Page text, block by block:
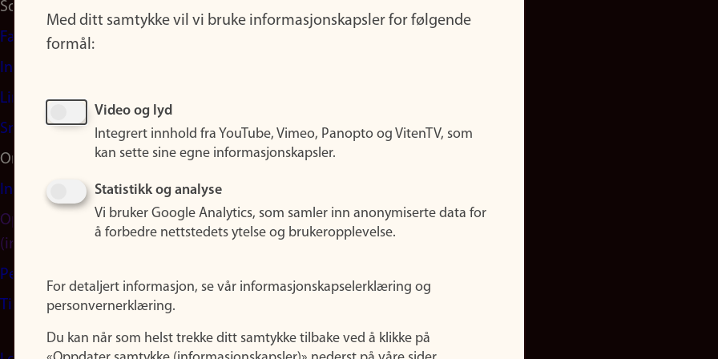
Sosiale medier
Facebook
Instagram
LinkedIn
Snapchat
Om nettstedet
Informasjonskapsler
Oppdater samtykke
(informasjonskapsler)
Personvern
Tilgjengelighetserklæring
Med ditt samtykke vil vi bruke informasjonskapsler for følgende
formål:
Video og lyd
Integrert innhold fra YouTube, Vimeo, Panopto og VitenTV, som
kan sette sine egne informasjonskapsler.
Statistikk og analyse
Vi bruker Google Analytics, som samler inn anonymiserte data for
å forbedre nettstedets ytelse og brukeropplevelse.
For detaljert informasjon, se vår informasjonskapselerklæring og
personvernerklæring.
Du kan når som helst trekke ditt samtykke tilbake ved å klikke på